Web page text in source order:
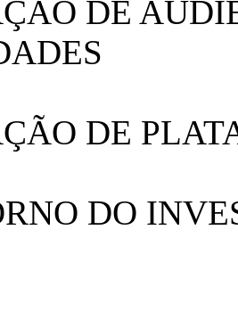
DE
DE
DO